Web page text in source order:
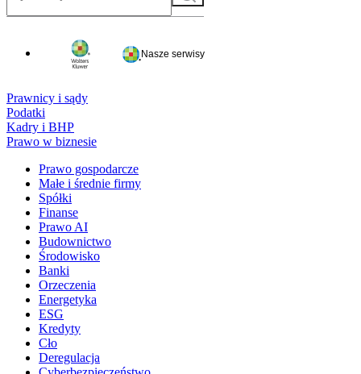
Nasze serwisy
Prawnicy i sądy
Podatki
Kadry i BHP
Prawo w biznesie
Prawo gospodarcze
Małe i średnie firmy
Spółki
Finanse
Prawo AI
Budownictwo
Środowisko
Banki
Orzeczenia
Energetyka
ESG
Kredyty
Cło
Deregulacja